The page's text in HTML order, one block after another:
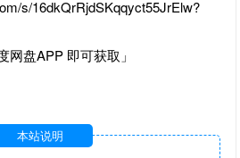
s/16dkQrRjdSKqqyct55JrElw?
盘APP 即可获取」
本站说明